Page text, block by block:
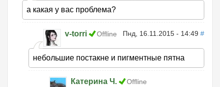
а какая у вас проблема?
v-torri Offline Пнд, 16.11.2015 - 14:49 #
небольшие постакне и пигментные пятна
Катерина Ч.
Offline